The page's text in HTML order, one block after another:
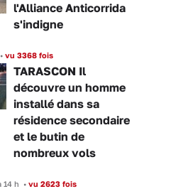
l'Alliance Anticorrida
s'indigne
• vu 3368 fois
TARASCON Il
découvre un homme
installé dans sa
résidence secondaire
et le butin de
nombreux vols
14 h • vu 2623 fois